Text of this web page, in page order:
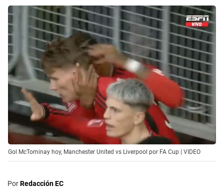
Gol McTominay hoy, Manchester United vs Liverpool por FA Cup | VIDEO
PorRedacción EC